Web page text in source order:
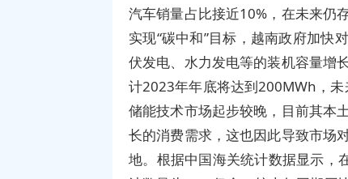
汽车销量占比接近10%，在未来仍
实现“碳中和”目标，越南政府加快
伏发电、水力发电等的装机容量增
计2023年年底将达到200MWh，
储能技术市场起步较晚，目前其本
长的消费需求，这也因此导致市场
地。根据中国海关统计数据显示，